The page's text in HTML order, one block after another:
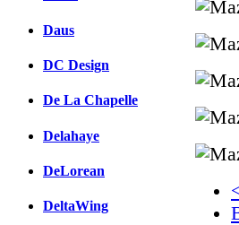
Daus
DC Design
De La Chapelle
Delahaye
DeLorean
DeltaWing